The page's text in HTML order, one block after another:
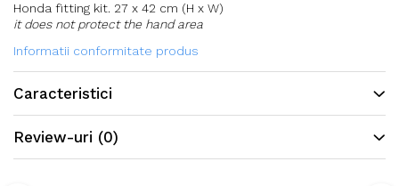
Honda fitting kit. 27 x 42 cm (H x W)
it does not protect the hand area
Informatii conformitate produs
Caracteristici
Review-uri (0)